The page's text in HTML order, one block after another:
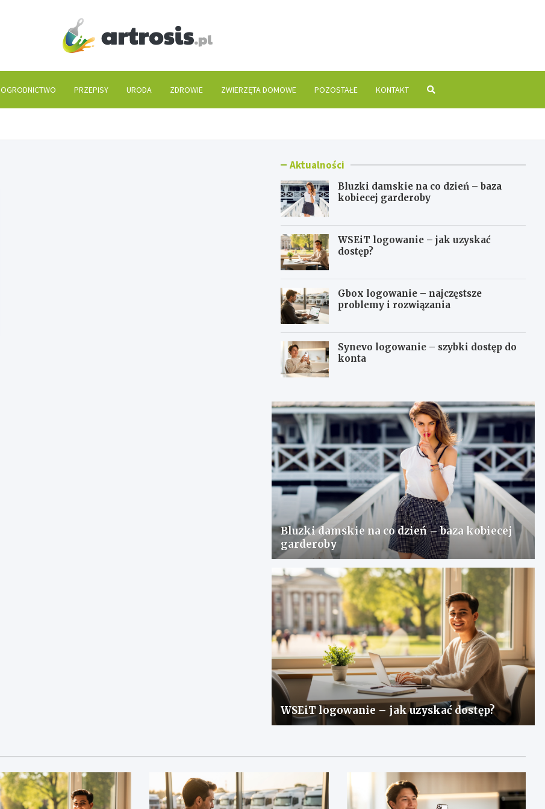
OGRODNICTWO PRZEPISY URODA ZDROWIE ZWIERZĘTA DOMOWE POZOSTAŁE KONTAKT
Aktualności
Bluzki damskie na co dzień – baza
kobiecej garderoby
WSEiT logowanie – jak uzyskać
dostęp?
Gbox logowanie – najczęstsze
problemy i rozwiązania
Synevo logowanie – szybki dostęp do
konta
Bluzki damskie na co dzień – baza kobiecej
garderoby
WSEiT logowanie – jak uzyskać dostęp?